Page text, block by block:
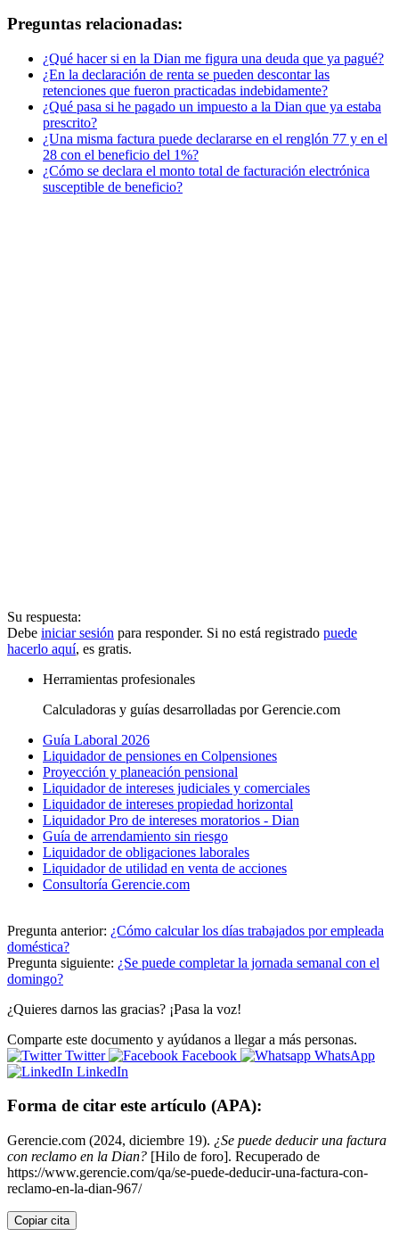
Preguntas relacionadas:
¿Qué hacer si en la Dian me figura una deuda que ya pagué?
¿En la declaración de renta se pueden descontar las
retenciones que fueron practicadas indebidamente?
¿Qué pasa si he pagado un impuesto a la Dian que ya estaba
prescrito?
¿Una misma factura puede declararse en el renglón 77 y en el
28 con el beneficio del 1%?
¿Cómo se declara el monto total de facturación electrónica
susceptible de beneficio?
Su respuesta:
Debe iniciar sesión para responder. Si no está registrado puede
hacerlo aquí, es gratis.
Herramientas profesionales
Calculadoras y guías desarrolladas por Gerencie.com
Guía Laboral 2026
Liquidador de pensiones en Colpensiones
Proyección y planeación pensional
Liquidador de intereses judiciales y comerciales
Liquidador de intereses propiedad horizontal
Liquidador Pro de intereses moratorios - Dian
Guía de arrendamiento sin riesgo
Liquidador de obligaciones laborales
Liquidador de utilidad en venta de acciones
Consultoría Gerencie.com
Pregunta anterior: ¿Cómo calcular los días trabajados por empleada
doméstica?
Pregunta siguiente: ¿Se puede completar la jornada semanal con el
domingo?
¿Quieres darnos las gracias? ¡Pasa la voz!
Comparte este documento y ayúdanos a llegar a más personas.
Twitter
Facebook
WhatsApp
LinkedIn
Forma de citar este artículo (APA):
Gerencie.com (2024, diciembre 19). ¿Se puede deducir una factura
con reclamo en la Dian? [Hilo de foro]. Recuperado de
https://www.gerencie.com/qa/se-puede-deducir-una-factura-con-
reclamo-en-la-dian-967/
Copiar cita